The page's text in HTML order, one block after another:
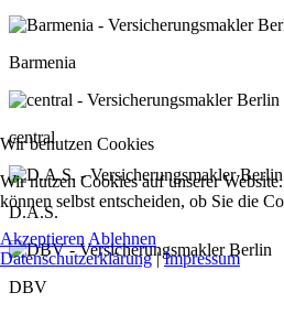
Barmenia
central
D.A.S.
DBV
Wir benutzen Cookies
Wir nutzen Cookies auf unserer
können selbst entscheiden, ob Sie die
Akzeptieren Ablehnen
Datenschutzerklärung|Impressum